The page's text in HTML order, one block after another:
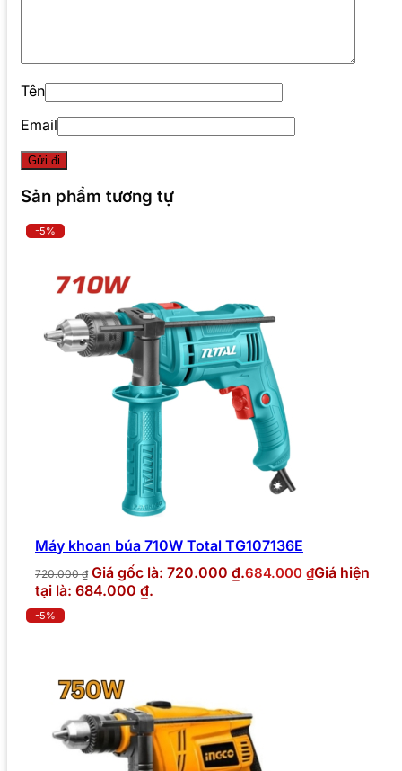
Tên
Email
Sản phẩm tương tự
-5%
Máy khoan búa 710W Total TG107136E
720.000₫ Giá gốc là: 720.000 ₫.684.000 ₫Giá hiện
tại là: 684.000 ₫.
-5%